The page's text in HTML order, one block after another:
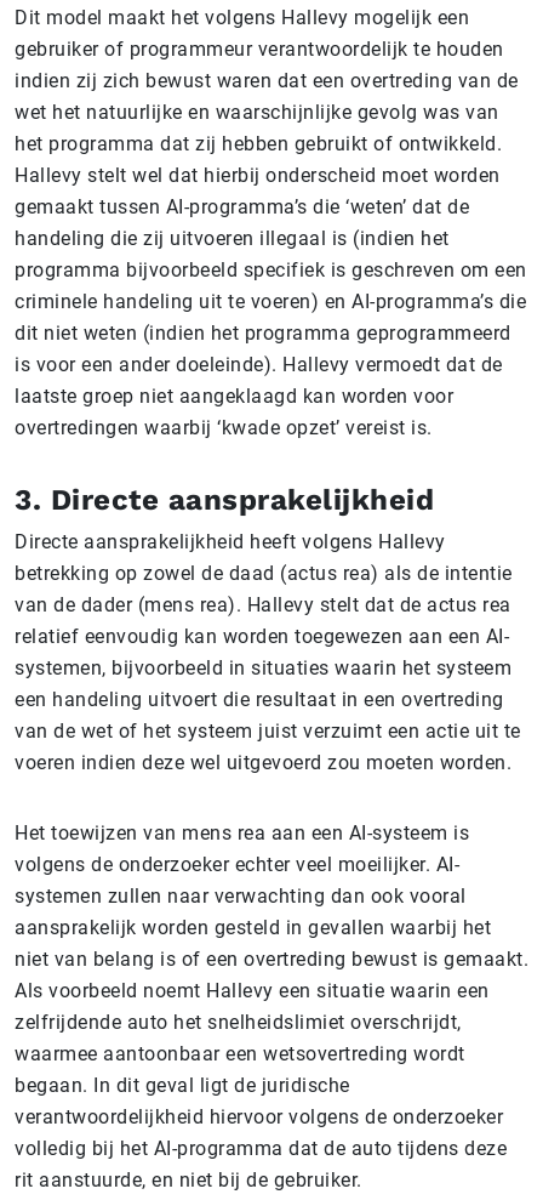
Dit model maakt het volgens Hallevy mogelijk een
gebruiker of programmeur verantwoordelijk te houden
indien zij zich bewust waren dat een overtreding van de
wet het natuurlijke en waarschijnlijke gevolg was van
het programma dat zij hebben gebruikt of ontwikkeld.
Hallevy stelt wel dat hierbij onderscheid moet worden
gemaakt tussen AI-programma’s die ‘weten’ dat de
handeling die zij uitvoeren illegaal is (indien het
programma bijvoorbeeld specifiek is geschreven om een
criminele handeling uit te voeren) en AI-programma’s die
dit niet weten (indien het programma geprogrammeerd
is voor een ander doeleinde). Hallevy vermoedt dat de
laatste groep niet aangeklaagd kan worden voor
overtredingen waarbij ‘kwade opzet’ vereist is.
3. Directe aansprakelijkheid
Directe aansprakelijkheid heeft volgens Hallevy
betrekking op zowel de daad (actus rea) als de intentie
van de dader (mens rea). Hallevy stelt dat de actus rea
relatief eenvoudig kan worden toegewezen aan een AI-
systemen, bijvoorbeeld in situaties waarin het systeem
een handeling uitvoert die resultaat in een overtreding
van de wet of het systeem juist verzuimt een actie uit te
voeren indien deze wel uitgevoerd zou moeten worden.
Het toewijzen van mens rea aan een AI-systeem is
volgens de onderzoeker echter veel moeilijker. AI-
systemen zullen naar verwachting dan ook vooral
aansprakelijk worden gesteld in gevallen waarbij het
niet van belang is of een overtreding bewust is gemaakt.
Als voorbeeld noemt Hallevy een situatie waarin een
zelfrijdende auto het snelheidslimiet overschrijdt,
waarmee aantoonbaar een wetsovertreding wordt
begaan. In dit geval ligt de juridische
verantwoordelijkheid hiervoor volgens de onderzoeker
volledig bij het AI-programma dat de auto tijdens deze
rit aanstuurde, en niet bij de gebruiker.